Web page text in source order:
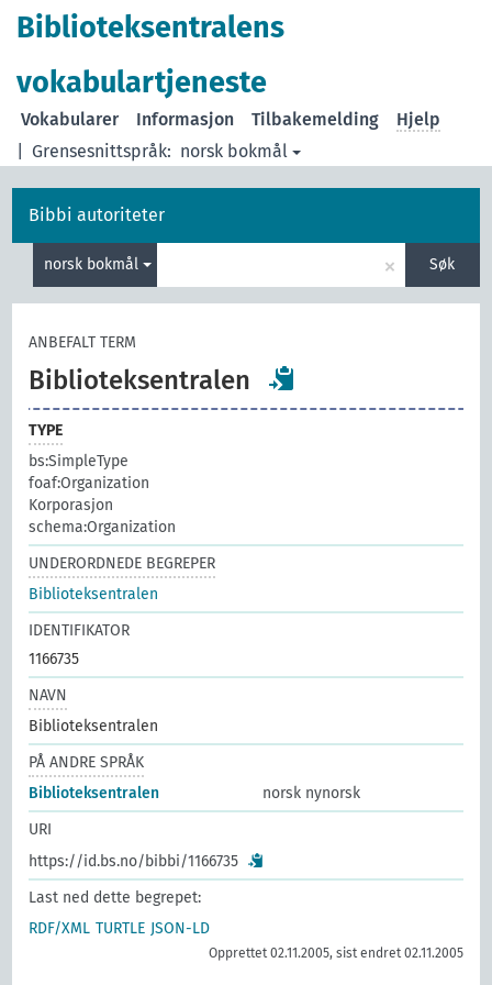
Biblioteksentralens
vokabulartjeneste
Grensesnittspråk: norsk bokmål
Vokabularer Informasjon Tilbakemelding Hjelp
Bibbi autoriteter
norsk bokmål × Søk
ANBEFALT TERM
Biblioteksentralen
TYPE
bs:SimpleType
foaf:Organization
Korporasjon
schema:Organization
UNDERORDNEDE BEGREPER
Biblioteksentralen
IDENTIFIKATOR
1166735
NAVN
Biblioteksentralen
PÅ ANDRE SPRÅK
Biblioteksentralen
norsk nynorsk
URI
https://id.bs.no/bibbi/1166735
Last ned dette begrepet:
RDF/XML TURTLE JSON-LD
Opprettet 02.11.2005, sist endret 02.11.2005